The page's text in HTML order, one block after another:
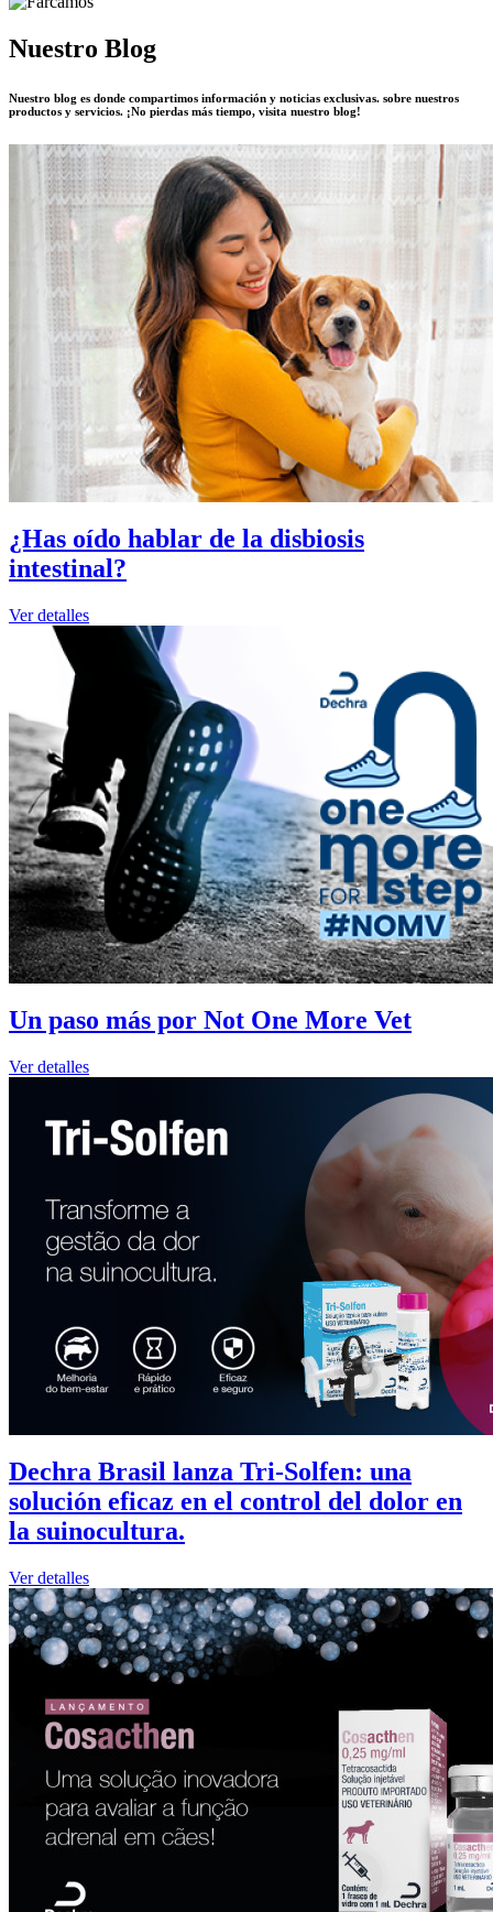
Nuestro Blog
Nuestro blog es donde compartimos información y noticias exclusivas. sobre nuestros
productos y servicios. ¡No pierdas más tiempo, visita nuestro blog!
¿Has oído hablar de la disbiosis
intestinal?
Ver detalles
Un paso más por Not One More Vet
Ver detalles
Dechra Brasil lanza Tri-Solfen: una
solución eficaz en el control del dolor en
la suinocultura.
Ver detalles